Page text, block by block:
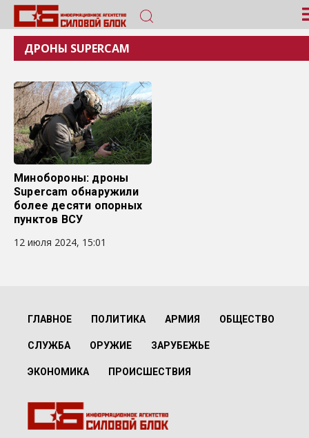
ДРОНЫ SUPERCAM
Минобороны: дроны
Supercam обнаружили
более десяти опорных
пунктов ВСУ
12 июля 2024, 15:01
ГЛАВНОЕ ПОЛИТИКА АРМИЯ ОБЩЕСТВО
СЛУЖБА ОРУЖИЕ ЗАРУБЕЖЬЕ
ЭКОНОМИКА ПРОИСШЕСТВИЯ